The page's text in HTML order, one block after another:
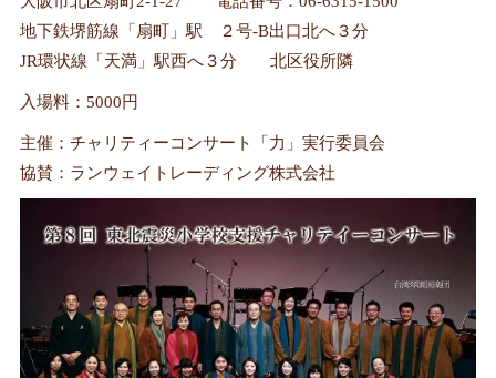
地下鉄堺筋線「扇町」駅 ２号-B出口北へ３分
JR環状線「天満」駅西へ３分 北区役所隣
入場料：5000円
主催：チャリティーコンサート「力」実行委員会
協賛：ランウェイトレーディング株式会社